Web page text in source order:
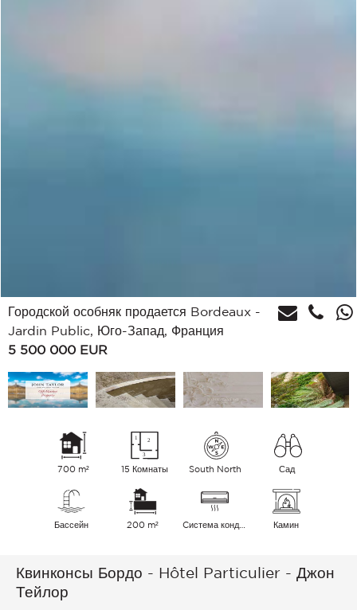
Городской особняк продается Bordeaux -
Jardin Public, Юго-Запад, Франция
5 500 000 EUR
700 m² 15 Комнаты South North Сад
Бассейн 200 m² Камин
Квинконсы Бордо - Hôtel Particulier - Джон
Тейлор